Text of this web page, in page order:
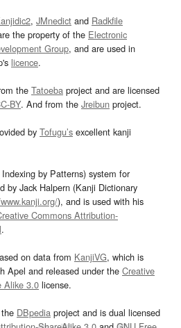
, JMnedict and Radkfile
the property of the Electronic
Group, and are used in
licence.
the Tatoeba project and are licensed
BY. And from the Jreibun project.
by Tofugu’s excellent kanji
by Patterns) system for
by Jack Halpern (Kanji Dictionary
), and is used with his
Commons Attribution-
.
on data from KanjiVG, which is
Apel and released under the Creative
Alike 3.0 license.
DBpedia project and is dual licensed